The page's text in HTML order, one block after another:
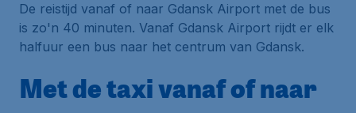
De reistijd vanaf of naar Gdansk Airport met de bus
is zo'n 40 minuten. Vanaf Gdansk Airport rijdt er elk
halfuur een bus naar het centrum van Gdansk.
Met de taxi vanaf of naar